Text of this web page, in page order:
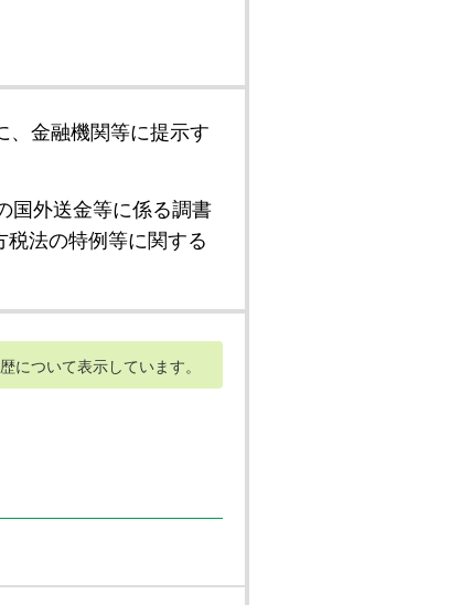
、金融機関等に提示す
国外送金等に係る調書
法の特例等に関する
について表示しています。